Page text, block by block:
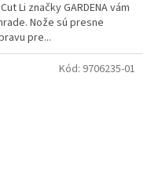
Li značky GARDENA vám
Nože sú presne
pre...
Kód: 9706235-01